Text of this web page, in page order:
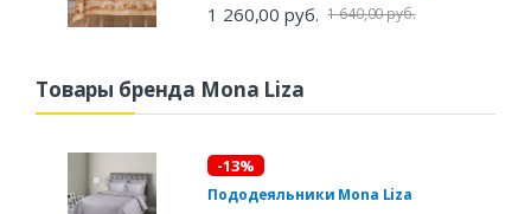
1 260,00 руб. 1 640,00 руб.
Товары бренда Mona Liza
-13%
Пододеяльники Mona Liza